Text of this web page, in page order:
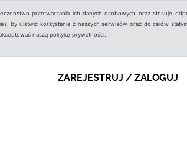
przetwarzania ich danych osobowych oraz stosuje
by ułatwić korzystanie z naszych serwisów oraz do celów
naszą politykę prywatności.
ZAREJESTRUJ / ZALOGUJ